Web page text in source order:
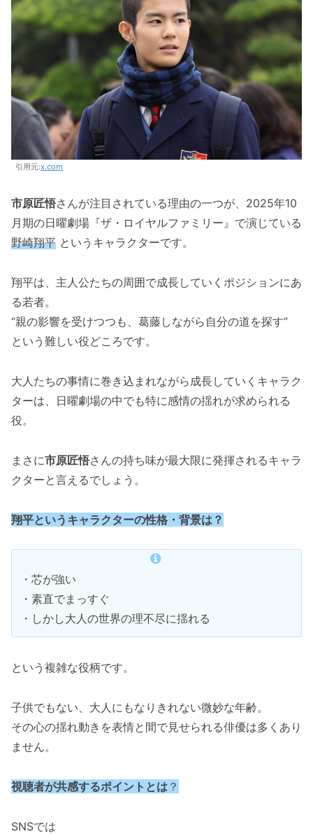
引用元:x.com
市原匠悟さんが注目されている理由の一つが、2025年10
月期の日曜劇場『ザ・ロイヤルファミリー』で演じている
野崎翔平 というキャラクターです。
翔平は、主人公たちの周囲で成長していくポジションにあ
る若者。
“親の影響を受けつつも、葛藤しながら自分の道を探す”
という難しい役どころです。
大人たちの事情に巻き込まれながら成長していくキャラク
ターは、日曜劇場の中でも特に感情の揺れが求められる
役。
まさに市原匠悟さんの持ち味が最大限に発揮されるキャラ
クターと言えるでしょう。
翔平というキャラクターの性格・背景は ？
・芯が強い
・素直でまっすぐ
・しかし大人の世界の理不尽に揺れる
という複雑な役柄です。
子供でもない、大人にもなりきれない微妙な年齢。
その心の揺れ動きを表情と間で見せられる俳優は多くあり
ません。
視聴者が共感するポイントとは ？
SNSでは